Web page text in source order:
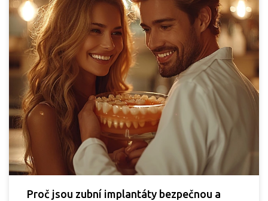
Proč jsou zubní implantáty bezpečnou a